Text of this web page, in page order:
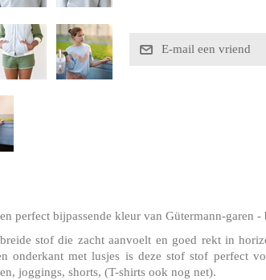
perfect bijpassende kleur van Gütermann-garen -
stof die zacht aanvoelt en goed rekt in
onderkant met lusjes is deze stof stof perfect
joggings, shorts, (T-shirts ook nog net).